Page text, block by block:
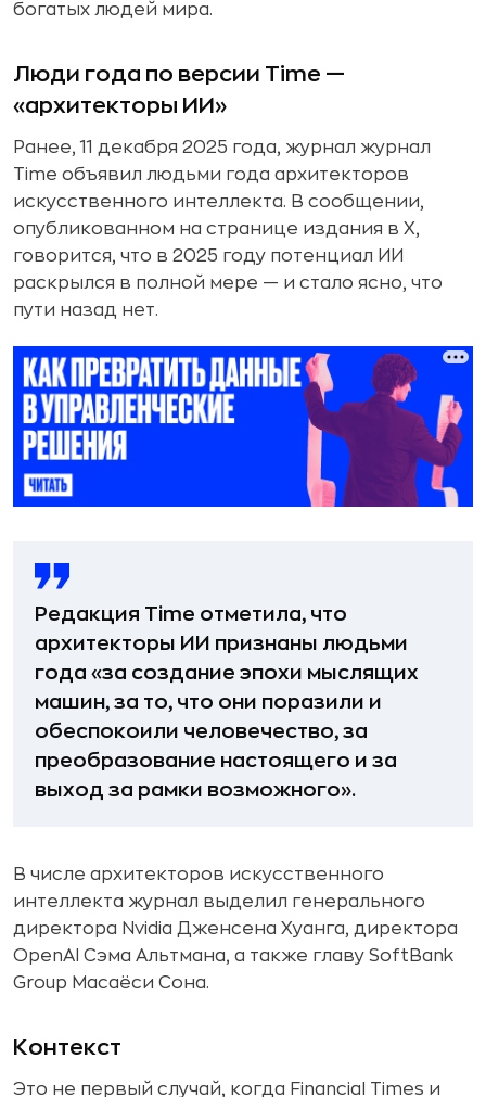
богатых людей мира.
Люди года по версии Time —
«архитекторы ИИ»
Ранее, 11 декабря 2025 года, журнал журнал
Time объявил людьми года архитекторов
искусственного интеллекта. В сообщении,
опубликованном на странице издания в X,
говорится, что в 2025 году потенциал ИИ
раскрылся в полной мере — и стало ясно, что
пути назад нет.
Редакция Time отметила, что
архитекторы ИИ признаны людьми
года «за создание эпохи мыслящих
машин, за то, что они поразили и
обеспокоили человечество, за
преобразование настоящего и за
выход за рамки возможного».
В числе архитекторов искусственного
интеллекта журнал выделил генерального
директора Nvidia Дженсена Хуанга, директора
OpenAI Сэма Альтмана, а также главу SoftBank
Group Масаёси Сона.
Контекст
Это не первый случай, когда Financial Times и